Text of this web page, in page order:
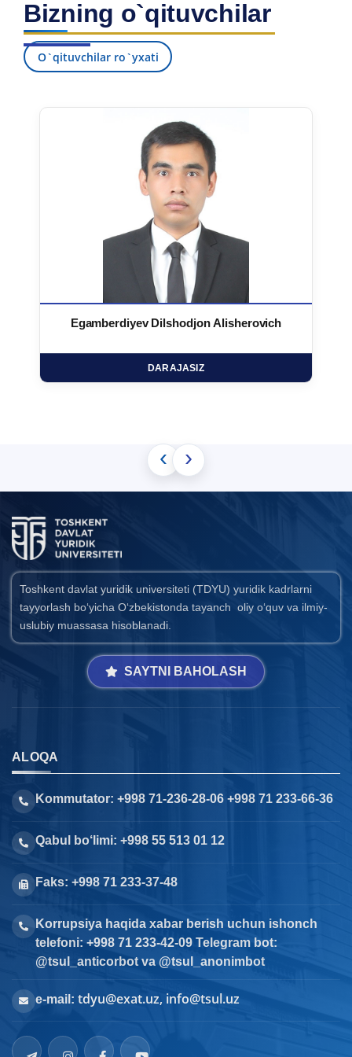
Bizning o`qituvchilar
O`qituvchilar ro`yxati
Egamberdiyev Dilshodjon Alisherovich
DARAJASIZ
‹ ›
Toshkent davlat yuridik universiteti (TDYU) yuridik kadrlarni
tayyorlash bo‘yicha O‘zbekistonda tayanch oliy o‘quv va ilmiy-
uslubiy muassasa hisoblanadi.
SAYTNI BAHOLASH
ALOQA
Kommutator: +998 71-236-28-06 +998 71 233-66-36
Qabul bo‘limi: +998 55 513 01 12
Faks: +998 71 233-37-48
Korrupsiya haqida xabar berish uchun ishonch
telefoni: +998 71 233-42-09 Telegram bot:
@tsul_anticorbot va @tsul_anonimbot
e-mail: tdyu@exat.uz, info@tsul.uz
7. Call-center (4) 8. Bakalavriat kvotasi (3)
9. Magistratura kvotasi (4) ✉️ Adminga yozish